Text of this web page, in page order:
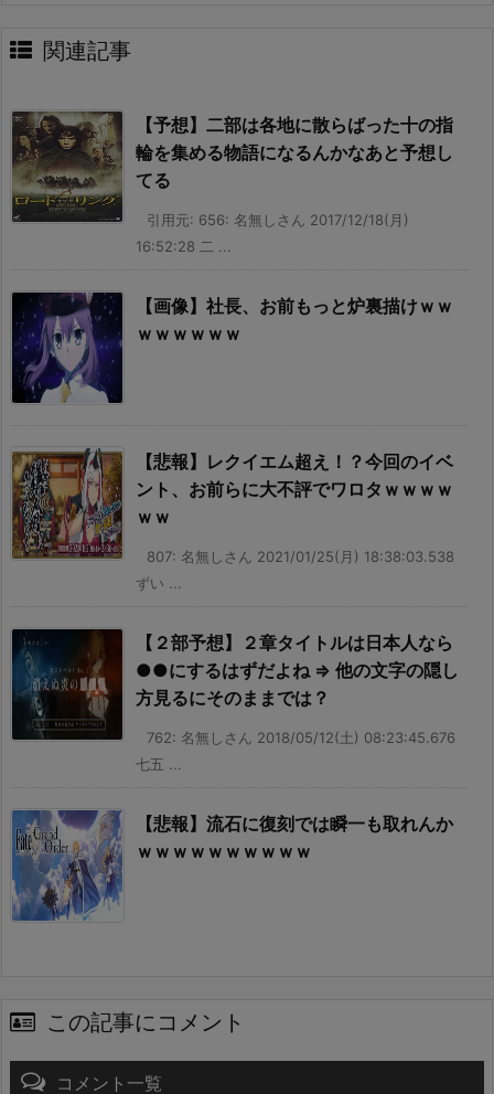
関連記事
【予想】二部は各地に散らばった十の指
輪を集める物語になるんかなあと予想し
てる
引用元: 656: 名無しさん 2017/12/18(月)
16:52:28 二 ...
【画像】社長、お前もっと炉裏描けｗｗ
ｗｗｗｗｗｗ
【悲報】レクイエム超え！？今回のイベ
ント、お前らに大不評でワロタｗｗｗｗ
ｗｗ
807: 名無しさん 2021/01/25(月) 18:38:03.538
ずい ...
【２部予想】２章タイトルは日本人なら
●●にするはずだよね ⇒ 他の文字の隠し
方見るにそのままでは？
762: 名無しさん 2018/05/12(土) 08:23:45.676
七五 ...
【悲報】流石に復刻では瞬一も取れんか
ｗｗｗｗｗｗｗｗｗｗ
この記事にコメント
コメント一覧